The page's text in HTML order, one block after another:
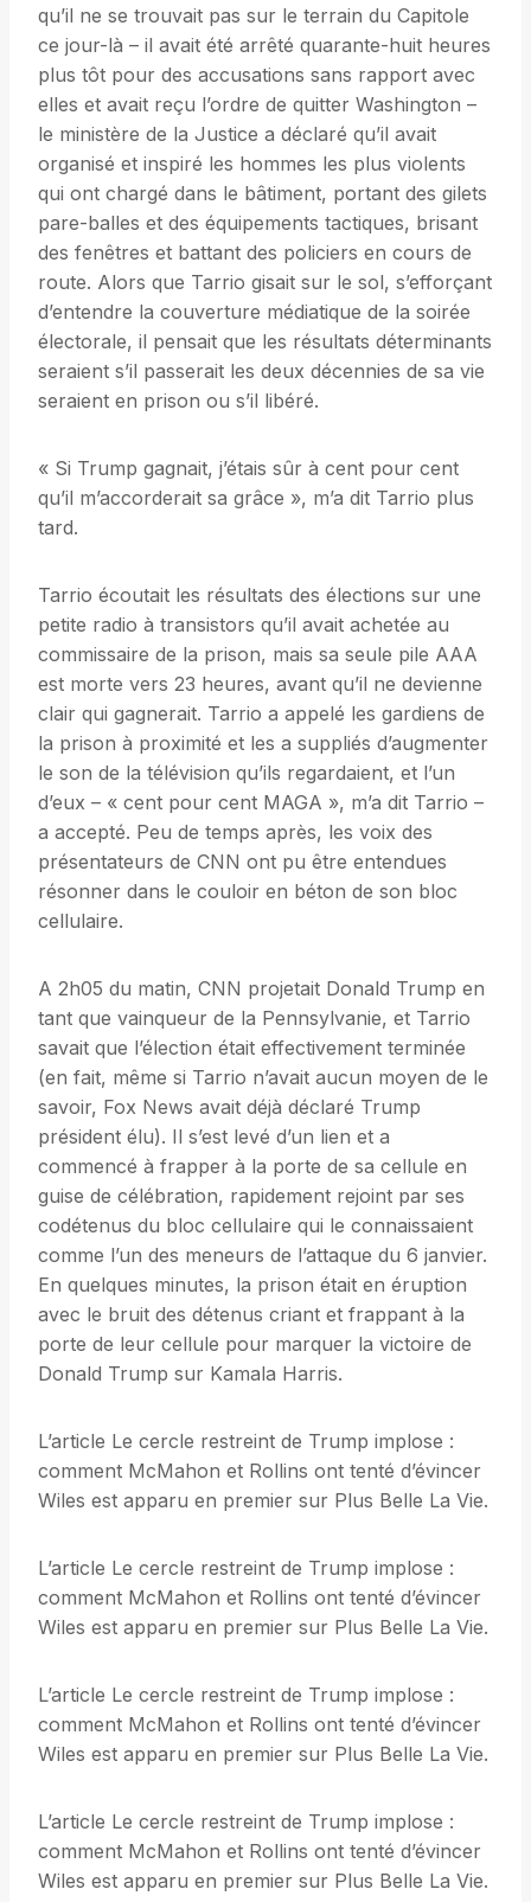
qu’il ne se trouvait pas sur le terrain du Capitole
ce jour-là – il avait été arrêté quarante-huit heures
plus tôt pour des accusations sans rapport avec
elles et avait reçu l’ordre de quitter Washington –
le ministère de la Justice a déclaré qu’il avait
organisé et inspiré les hommes les plus violents
qui ont chargé dans le bâtiment, portant des gilets
pare-balles et des équipements tactiques, brisant
des fenêtres et battant des policiers en cours de
route. Alors que Tarrio gisait sur le sol, s’efforçant
d’entendre la couverture médiatique de la soirée
électorale, il pensait que les résultats déterminants
seraient s’il passerait les deux décennies de sa vie
seraient en prison ou s’il libéré.
« Si Trump gagnait, j’étais sûr à cent pour cent
qu’il m’accorderait sa grâce », m’a dit Tarrio plus
tard.
Tarrio écoutait les résultats des élections sur une
petite radio à transistors qu’il avait achetée au
commissaire de la prison, mais sa seule pile AAA
est morte vers 23 heures, avant qu’il ne devienne
clair qui gagnerait. Tarrio a appelé les gardiens de
la prison à proximité et les a suppliés d’augmenter
le son de la télévision qu’ils regardaient, et l’un
d’eux – « cent pour cent MAGA », m’a dit Tarrio –
a accepté. Peu de temps après, les voix des
présentateurs de CNN ont pu être entendues
résonner dans le couloir en béton de son bloc
cellulaire.
A 2h05 du matin, CNN projetait Donald Trump en
tant que vainqueur de la Pennsylvanie, et Tarrio
savait que l’élection était effectivement terminée
(en fait, même si Tarrio n’avait aucun moyen de le
savoir, Fox News avait déjà déclaré Trump
président élu). Il s’est levé d’un lien et a
commencé à frapper à la porte de sa cellule en
guise de célébration, rapidement rejoint par ses
codétenus du bloc cellulaire qui le connaissaient
comme l’un des meneurs de l’attaque du 6 janvier.
En quelques minutes, la prison était en éruption
avec le bruit des détenus criant et frappant à la
porte de leur cellule pour marquer la victoire de
Donald Trump sur Kamala Harris.
L’article Le cercle restreint de Trump implose :
comment McMahon et Rollins ont tenté d’évincer
Wiles est apparu en premier sur Plus Belle La Vie.
L’article Le cercle restreint de Trump implose :
comment McMahon et Rollins ont tenté d’évincer
Wiles est apparu en premier sur Plus Belle La Vie.
L’article Le cercle restreint de Trump implose :
comment McMahon et Rollins ont tenté d’évincer
Wiles est apparu en premier sur Plus Belle La Vie.
L’article Le cercle restreint de Trump implose :
comment McMahon et Rollins ont tenté d’évincer
Wiles est apparu en premier sur Plus Belle La Vie.